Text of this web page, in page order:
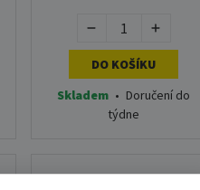
DO KOŠÍKU
Skladem • Doručení do
týdne